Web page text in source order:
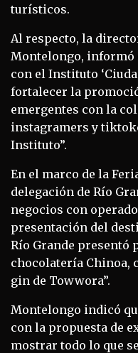
turísticos.
Al respecto, la
Montelongo, informó
con el Instituto
fortalecer la
emergentes con la
instagramers y
Instituto”.
En el marco de la
delegación de Río
negocios con
presentación del
Río Grande presentó
chocolatería Chinoa,
gin de Towwora”.
Montelongo indicó
con la propuesta de
mostrar todo lo que